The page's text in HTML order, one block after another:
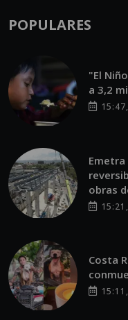
POPULARES
"El
a 3,2
obras
Costa